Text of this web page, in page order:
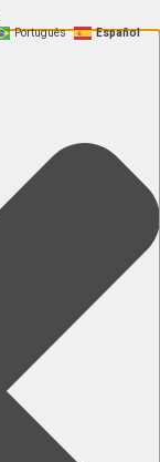
Português Español